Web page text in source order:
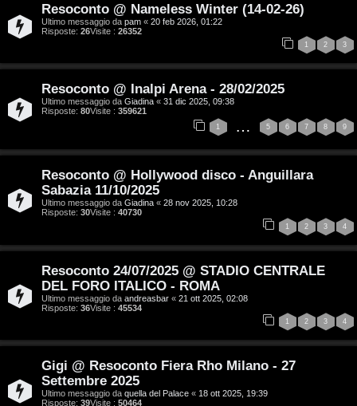
o
n
s
e
n
a
i
s
Resoconto @ Nameless Winter (14-02-26)
Ultimo messaggio da pam « 20 feb 2026, 01:22
Risposte: 26Visite : 26352
1 2 3
Resoconto @ Inalpi Arena - 28/02/2025
Ultimo messaggio da Giadina « 31 dic 2025, 09:38
Risposte: 80Visite : 359621
1 … 5 6 7 8 9
Resoconto @ Hollywood disco - Anguillara
Sabazia 11/10/2025
Ultimo messaggio da Giadina « 28 nov 2025, 10:28
Risposte: 30Visite : 40730
1 2 3 4
Resoconto 24/07/2025 @ STADIO CENTRALE
DEL FORO ITALICO - ROMA
Ultimo messaggio da andreasbar « 21 ott 2025, 02:08
Risposte: 36Visite : 45534
1 2 3 4
Gigi @ Resoconto Fiera Rho Milano - 27
Settembre 2025
Ultimo messaggio da quella del Palace « 18 ott 2025, 19:39
Risposte: 39Visite : 50464
c
t
i
i
g
i
D
A